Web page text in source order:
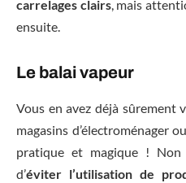
carrelages clairs, mais
ensuite.
Le balai vapeur
Vous en avez déjà sûrement
magasins d’électroménager
pratique et magique ! Non
d’éviter l’utilisation de